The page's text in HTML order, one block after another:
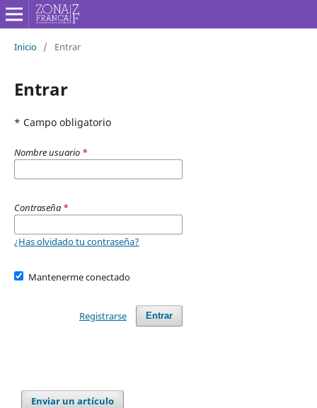
Inicio / Entrar
Entrar
* Campo obligatorio
Nombre usuario *
Contraseña *
¿Has olvidado tu contraseña?
Mantenerme conectado
Entrar
Registrarse
Enviar un artículo